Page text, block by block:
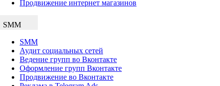
Продвижение интернет магазинов
SMM
SMM
Аудит социальных сетей
Ведение групп во Вконтакте
Оформление групп Вконтакте
Продвижение во Вконтакте